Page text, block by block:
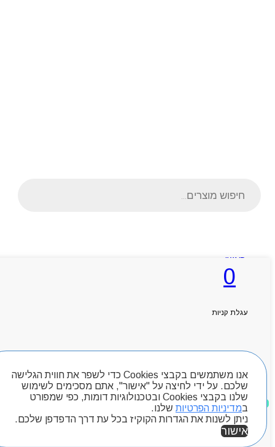
אנו משתמשים בקבצי Cookies כדי לשפר את חווית הגלישה
שלכם. על ידי לחיצה על "אישור", אתם מסכימים לשימוש
שלנו בקבצי Cookies ובטכנולוגיות דומות, כפי שמפורט
במדיניות הפרטיות שלנו.
ניתן לשנות את הגדרות הקוקיז בכל עת דרך הדפדפן שלכם.
אישור
0
עגלת קניות
חיפוש מוצרים
מוצרים שאהבתי
search
ראשי
אודותניו
קטלוג מוצרים
מותגים